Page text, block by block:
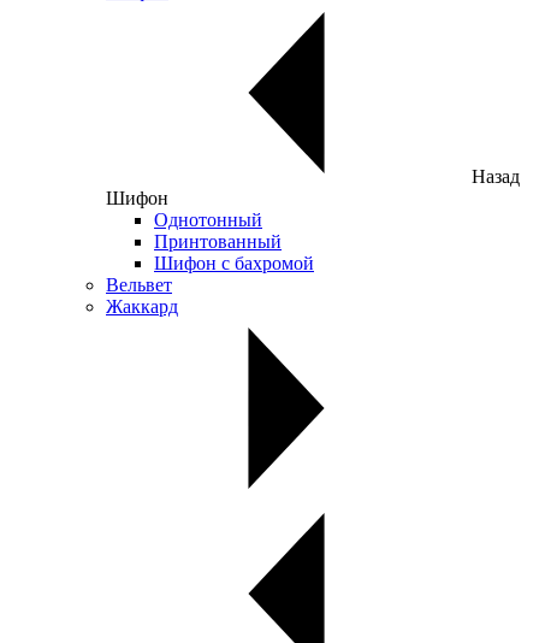
Назад
Шифон
Однотонный
Принтованный
Шифон с бахромой
Вельвет
Жаккард